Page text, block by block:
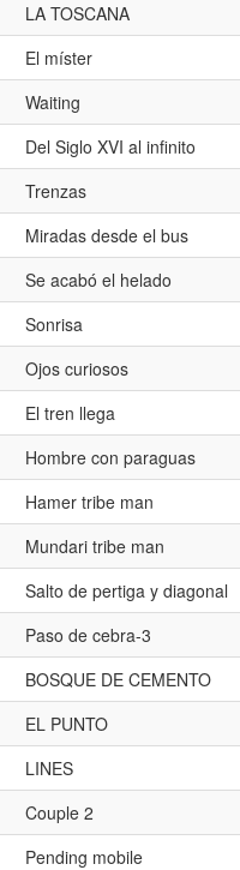
LA TOSCANA
El míster
Waiting
Del Siglo XVI al infinito
Trenzas
Miradas desde el bus
Se acabó el helado
Sonrisa
Ojos curiosos
El tren llega
Hombre con paraguas
Hamer tribe man
Mundari tribe man
Salto de pertiga y diagonal
Paso de cebra-3
BOSQUE DE CEMENTO
EL PUNTO
LINES
Couple 2
Pending mobile